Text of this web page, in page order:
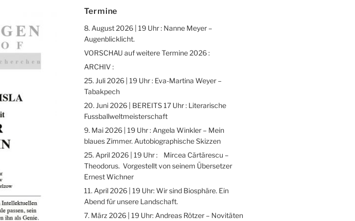
Termine
8. August 2026 | 19 Uhr : Nanne Meyer –
Augenblicklicht.
VORSCHAU auf weitere Termine 2026 :
ARCHIV :
25. Juli 2026 | 19 Uhr : Eva-Martina Weyer –
Tabakpech
20. Juni 2026 | BEREITS 17 Uhr : Literarische
Fussballweltmeisterschaft
9. Mai 2026 | 19 Uhr : Angela Winkler – Mein
blaues Zimmer. Autobiographische Skizzen
25. April 2026 | 19 Uhr : Mircea Cărtărescu –
Theodorus. Vorgestellt von seinem Übersetzer
Ernest Wichner
11. April 2026 | 19 Uhr: Wir sind Biosphäre. Ein
Abend für unsere Landschaft.
7. März 2026 | 19 Uhr: Andreas Rötzer – Novitäten